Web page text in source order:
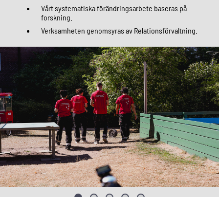
Vårt systematiska förändringsarbete baseras på
forskning.
Verksamheten genomsyras av Relationsförvaltning.